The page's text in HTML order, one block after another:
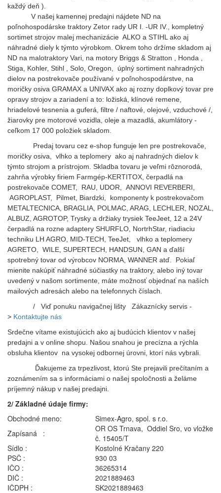
každý deň ).
V našej kamennej predajni nájdete ND na
poľnohospodárske traktory Zetor rady UR I. -UR IV., kompletný
sortimet strojov malej mechanizácie ALKO a STIHL ako aj
náhradné diely k týmto výrobkom. Okrem toho držíme skladom aj
ND na malotraktory Vari, na motory Briggs & Stratton , Honda ,
Stiga, Kohler, Stihl , Solo, Oregon, úplný sortiment nahradných
dielov na postrekovače používané v poľnohospodárstve, na
moričky osiva GRAMAX a UNIVAX ako aj rozny doplkový tovar pre
opravy strojov a zariadení a to: ložiská, klínové remene,
hriadelové tesnenia a guferá, filtre / naftové, olejové, vzduchové /,
žiarovky pre motorové vozidla, oleje a mazadlá, akumlátory -
ceľkom 17 000 položiek skladom.
Predaj tovaru cez e-shop funguje len pre postrekovače,
moričky osiva, vlhko a teplomery ako aj nahradných dielov k
týmto strojom a prístrojom. Skladba tovaru je veľmi rôznorodá,
zahrňa výrobky firiem Farmgép-KERTITOX, čerpadlá na
postrekovače COMET, RAU, UDOR, ANNOVI REVERBERI,
AGROPLAST, Pilmet, Biardzki, komponenty k postrekovačom
METALTECNICA, BRAGLIA, POLMAC, ARAG, LECHLER, NOZAL,
ALBUZ, AGROTOP, Trysky a držiaky trysiek TeeJeet, 12 a 24V
čerpadlá na rozne adaptery SHURFLO, NortrhStar, riadiaciu
techniku LH AGRO, MID-TECH, TeeJet, vlhko a teplomery
AGRETO, WILE, SUPERTECH, HANDSUN, GAN a ďalší
spotrebný tovar od výrobcov NORMA, WANNER atď. Pokiaľ
mienite nakúpiť náhradné súčiastky na traktory, alebo iný tovar
uvedený v našom sortimente, máte možnosť objednať na naších
mailových adresách alebo na telefonnych číslach.
/ Viď ponuku navigačnej lišty Zákaznícky servis -
> Kontaktujte nás
Srdečne vítame existujúcich ako aj budúcich klientov v našej
predajni a v online shopu. Našou snahou je precízna a rýchla
obsluha klientov na vysokej odbornej úrovni, ktorí nás vybrali.
Ďakujeme za trpezlivost, ktorú Ste prejavili prečítaním a
zoznámením sa s informáciami o našej spoločnosti a želáme
príjemný nákup v našej predajni.
2/ Základné údaje firmy:
Obchodné meno:
Simex-Agro, spol. s r.o.
Zapísaná :
OR OS Trnava, Oddiel Sro, vo vložke
č. 15405/T
Sídlo :
Kostolné Kračany 220
PSČ :
930 03
IČO :
36265314
DIČ :
2021889463
IČDPH :
SK2021889463